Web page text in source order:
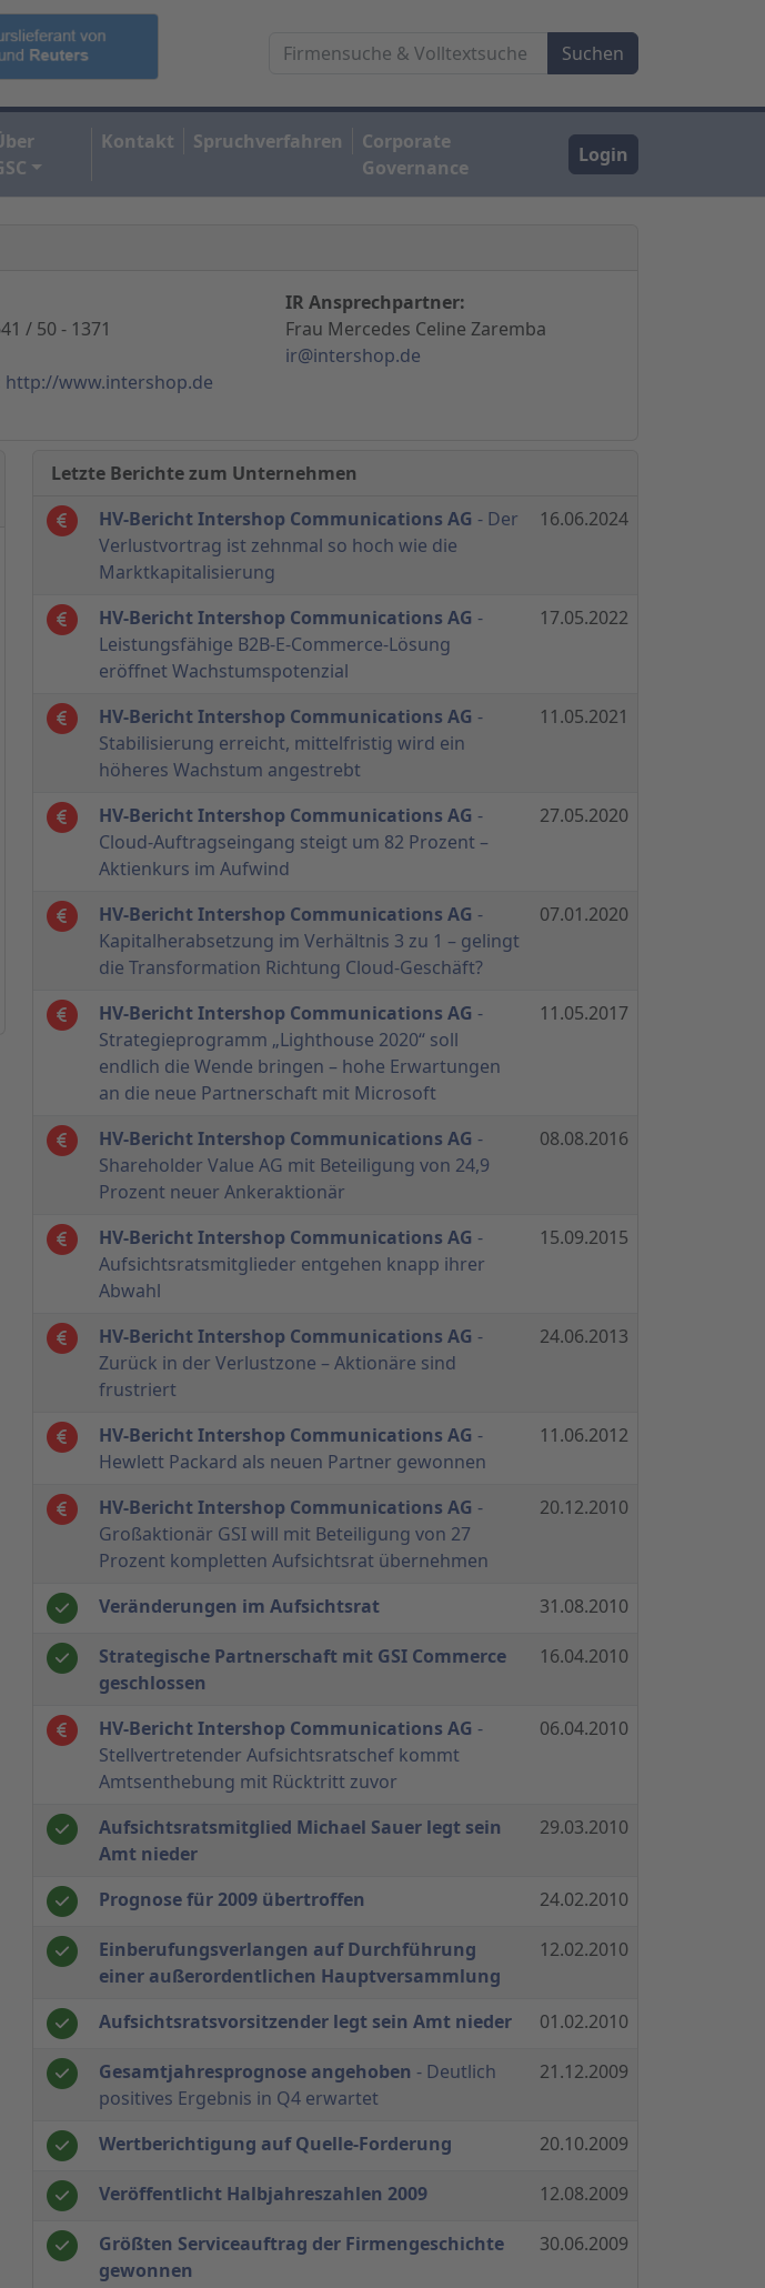
Kontakt Spruchverfahren
Corporate
Governance
Login
/ 50 - 1371
http://www.intershop.de
IR Ansprechpartner:
Frau Mercedes Celine Zaremba
ir@intershop.de
Letzte Berichte zum Unternehmen
HV-Bericht Intershop Communications AG - Der
Verlustvortrag ist zehnmal so hoch wie die
Marktkapitalisierung
16.06.2024
HV-Bericht Intershop Communications AG -
Leistungsfähige B2B-E-Commerce-Lösung
eröffnet Wachstumspotenzial
17.05.2022
HV-Bericht Intershop Communications AG -
Stabilisierung erreicht, mittelfristig wird ein
höheres Wachstum angestrebt
11.05.2021
HV-Bericht Intershop Communications AG -
Cloud-Auftragseingang steigt um 82 Prozent –
Aktienkurs im Aufwind
27.05.2020
HV-Bericht Intershop Communications AG -
Kapitalherabsetzung im Verhältnis 3 zu 1 – gelingt
die Transformation Richtung Cloud-Geschäft?
07.01.2020
HV-Bericht Intershop Communications AG -
Strategieprogramm „Lighthouse 2020“ soll
endlich die Wende bringen – hohe Erwartungen
an die neue Partnerschaft mit Microsoft
11.05.2017
HV-Bericht Intershop Communications AG -
Shareholder Value AG mit Beteiligung von 24,9
Prozent neuer Ankeraktionär
08.08.2016
HV-Bericht Intershop Communications AG -
Aufsichtsratsmitglieder entgehen knapp ihrer
Abwahl
15.09.2015
HV-Bericht Intershop Communications AG -
Zurück in der Verlustzone – Aktionäre sind
frustriert
24.06.2013
HV-Bericht Intershop Communications AG -
Hewlett Packard als neuen Partner gewonnen
11.06.2012
HV-Bericht Intershop Communications AG -
Großaktionär GSI will mit Beteiligung von 27
Prozent kompletten Aufsichtsrat übernehmen
20.12.2010
Veränderungen im Aufsichtsrat 31.08.2010
Strategische Partnerschaft mit GSI Commerce
geschlossen
16.04.2010
HV-Bericht Intershop Communications AG -
Stellvertretender Aufsichtsratschef kommt
Amtsenthebung mit Rücktritt zuvor
06.04.2010
Aufsichtsratsmitglied Michael Sauer legt sein
Amt nieder
29.03.2010
Prognose für 2009 übertroffen 24.02.2010
Einberufungsverlangen auf Durchführung
einer außerordentlichen Hauptversammlung
12.02.2010
Aufsichtsratsvorsitzender legt sein Amt nieder 01.02.2010
Gesamtjahresprognose angehoben - Deutlich
positives Ergebnis in Q4 erwartet
21.12.2009
Wertberichtigung auf Quelle-Forderung 20.10.2009
Veröffentlicht Halbjahreszahlen 2009 12.08.2009
Größten Serviceauftrag der Firmengeschichte
gewonnen
30.06.2009